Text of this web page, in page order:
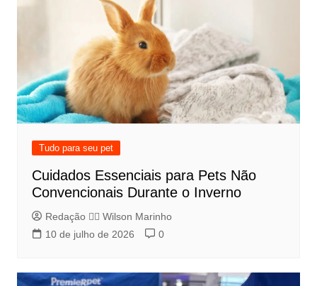
Tudo para seu pet
Cuidados Essenciais para Pets Não
Convencionais Durante o Inverno
Redação 👨‍⚖️​ Wilson Marinho
10 de julho de 2026
0